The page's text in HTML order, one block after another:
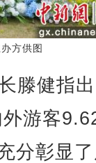
方供图
滕健指
游客
分彰显